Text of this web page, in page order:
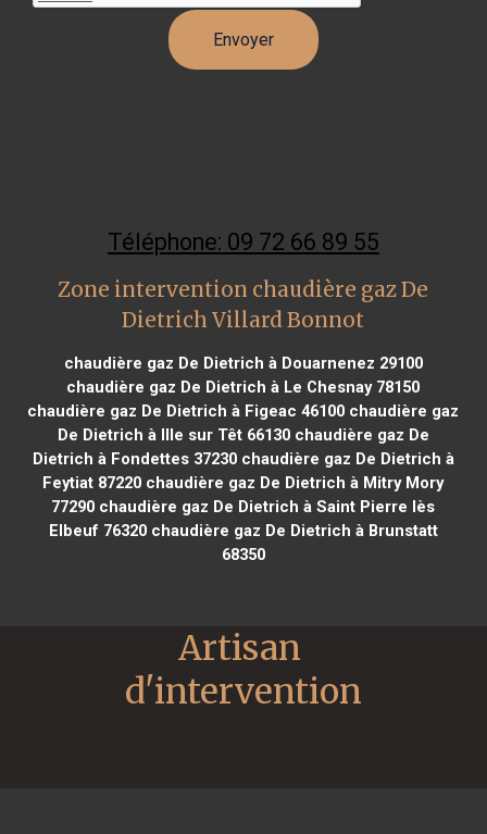
Téléphone: 09 72 66 89 55
Zone intervention chaudière gaz De
Dietrich Villard Bonnot
chaudière gaz De Dietrich à Douarnenez 29100
chaudière gaz De Dietrich à Le Chesnay 78150
chaudière gaz De Dietrich à Figeac 46100 chaudière gaz
De Dietrich à Ille sur Têt 66130chaudière gaz De
Dietrich à Fondettes 37230chaudière gaz De Dietrich à
Feytiat 87220 chaudière gaz De Dietrich à Mitry Mory
77290 chaudière gaz De Dietrich à Saint Pierre lès
Elbeuf 76320chaudière gaz De Dietrich à Brunstatt
68350
Artisan
d'intervention